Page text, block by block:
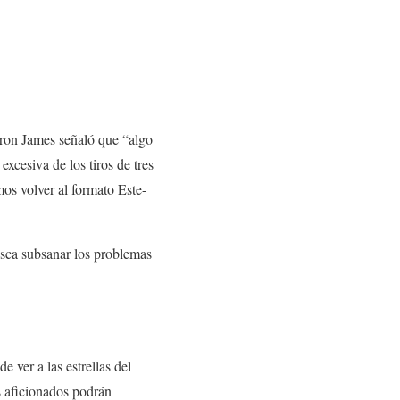
James señaló que “algo
de los tiros de tres
volver al formato Este-
subsanar los problemas
ver a las estrellas del
podrán